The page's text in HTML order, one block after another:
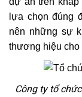
lựa chọn đúng
nên những sự
thương hiệu cho
Công ty tổ